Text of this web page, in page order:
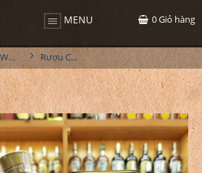
MENU 0Giỏ hàng
Rượu Whisky Rượu Chivas Regal 18YO Gold